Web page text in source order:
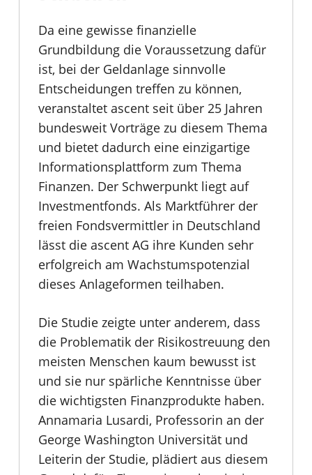
Da eine gewisse finanzielle
Grundbildung die Voraussetzung dafür
ist, bei der Geldanlage sinnvolle
Entscheidungen treffen zu können,
veranstaltet ascent seit über 25 Jahren
bundesweit Vorträge zu diesem Thema
und bietet dadurch eine einzigartige
Informationsplattform zum Thema
Finanzen. Der Schwerpunkt liegt auf
Investmentfonds. Als Marktführer der
freien Fondsvermittler in Deutschland
lässt die ascent AG ihre Kunden sehr
erfolgreich am Wachstumspotenzial
dieses Anlageformen teilhaben.
Die Studie zeigte unter anderem, dass
die Problematik der Risikostreuung den
meisten Menschen kaum bewusst ist
und sie nur spärliche Kenntnisse über
die wichtigsten Finanzprodukte haben.
Annamaria Lusardi, Professorin an der
George Washington Universität und
Leiterin der Studie, plädiert aus diesem